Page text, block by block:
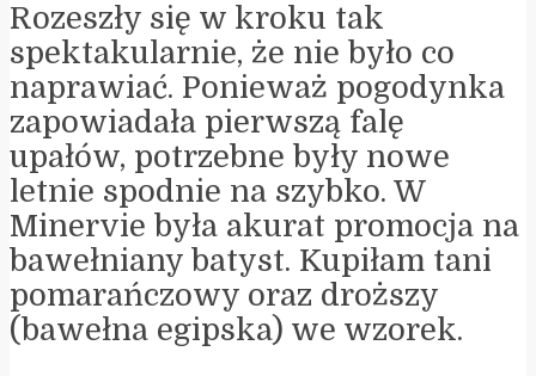
Rozeszły się w kroku tak
spektakularnie, że nie było co
naprawiać. Ponieważ pogodynka
zapowiadała pierwszą falę
upałów, potrzebne były nowe
letnie spodnie na szybko. W
Minervie była akurat promocja na
bawełniany batyst. Kupiłam tani
pomarańczowy oraz droższy
(bawełna egipska) we wzorek.